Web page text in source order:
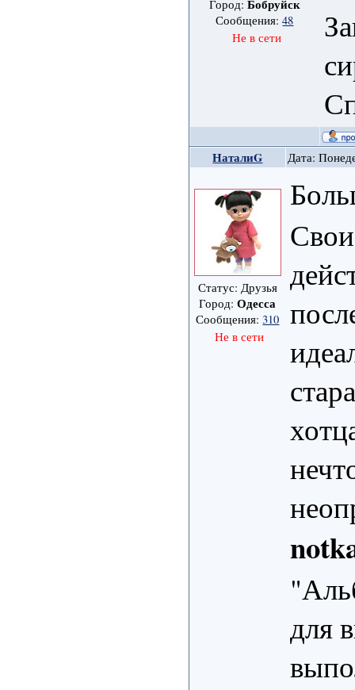
Город: Бобруйск
Сообщения:48
Не в сети
НаталиG Дата:
Статус: Друзья
Город:Одесса
Сообщения:310
Не в сети
для